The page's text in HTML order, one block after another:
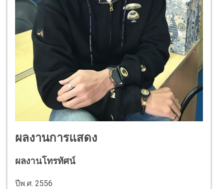
ผลงานการแสดง
ผลงานโทรทัศน์
ปีพ.ศ. 2556